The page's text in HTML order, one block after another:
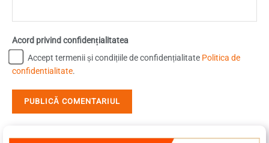
Acord privind confidențialitatea
Accept termenii și condițiile de confidențialitate Politica de
confidentialitate.